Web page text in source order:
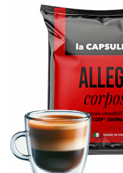
Capsule compatibile Beanz
Capsule compatibile Uno System
Capsule compatibile Caffitaly
PADURI CAFEA & MONODOZE
CAFEA MACINATA